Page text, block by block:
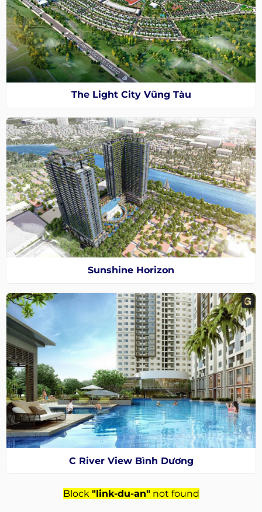
The Light City Vũng Tàu
Sunshine Horizon
C River View Bình Dương
Block "link-du-an"not found